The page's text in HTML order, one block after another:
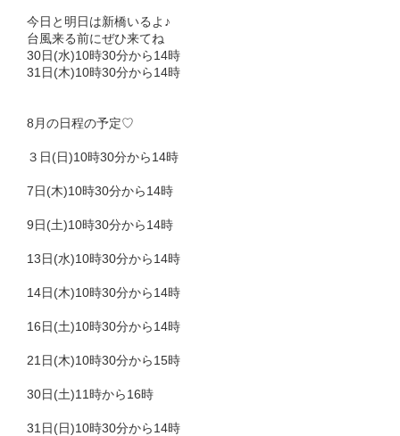
今日と明日は新橋いるよ♪
台風来る前にぜひ来てね
30日(水)10時30分から14時
31日(木)10時30分から14時
8月の日程の予定♡
３日(日)10時30分から14時
7日(木)10時30分から14時
9日(土)10時30分から14時
13日(水)10時30分から14時
14日(木)10時30分から14時
16日(土)10時30分から14時
21日(木)10時30分から15時
30日(土)11時から16時
31日(日)10時30分から14時